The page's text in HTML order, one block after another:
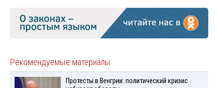
Рекомендуемые материалы
Протесты в Венгрии: политический кризис